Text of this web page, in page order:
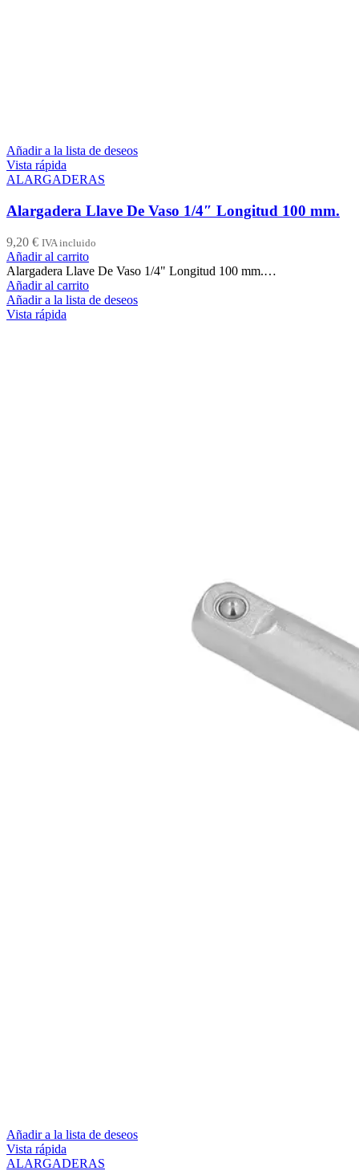
Añadir a la lista de deseos
Vista rápida
ALARGADERAS
Alargadera Llave De Vaso 1/4″ Longitud 100 mm.
9,20 € IVA incluido
Añadir al carrito
Alargadera Llave De Vaso 1/4" Longitud 100 mm.…
Añadir al carrito
Añadir a la lista de deseos
Vista rápida
Añadir a la lista de deseos
Vista rápida
ALARGADERAS